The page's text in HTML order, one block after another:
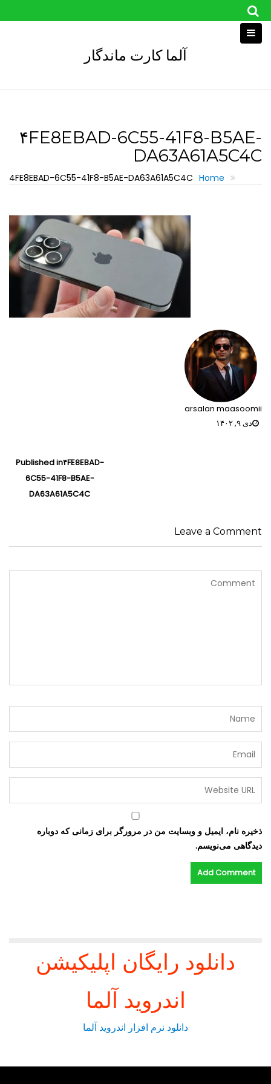
Skip
to
content
آلما کارت ماندگار
۴FE8EBAD-6C55-41F8-B5AE-
DA63A61A5C4C
Home
4FE8EBAD-6C55-41F8-B5AE-DA63A61A5C4C
arsalan maasoomii
دی ۹, ۱۴۰۲
Published in۴FE8EBAD-
6C55-41F8-B5AE-
DA63A61A5C4C
Leave a Comment
ذخیره نام، ایمیل و وبسایت من در مرورگر برای زمانی که دوباره
دیدگاهی می‌نویسم.
دانلود رایگان اپلیکیشن
اندروید آلما
دانلود نرم افزار اندروید آلما